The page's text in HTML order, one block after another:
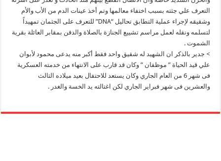
التعرف علي جثته بسبب اختفاء معالمها وتم أخذ عينات الدم من الأب والأم
وشقيقه لإجراء عملية التطابق تحاليل “DNA” للتعرف على الجثمان تمهيداً
لتسلمه ونقله لعمل مراسم تشييع الجنازة بالصلاة والدفن بمقابر العائلة بقرية
الشموت .
> جدير بالذكر ان الشهيد له شقيق واحد فقط أكبر منه يدعى محمود لأبوان
علي قيد الحياة ” موظفان ” وكان قد قارب على الانتهاء من خدمته العسكرية
فى شهر 6 من العام الجاري وكان يستعد للاحتفال بعيد ميلاده الثالث
والعشرين فى شهر فبراير الجاري لكن اغتالته يد الخسة والغدر .